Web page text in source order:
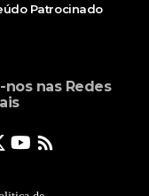
Patrocinado
nos nas Redes